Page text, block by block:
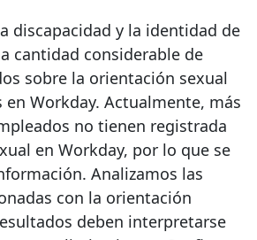
discapacidad y la identidad de
cantidad considerable de
sobre la orientación sexual
en Workday. Actualmente, más
no tienen registrada
en Workday, por lo que se
Analizamos las
con la orientación
deben interpretarse